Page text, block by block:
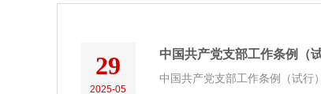
29
2025-05
中国共产党支部工作条例（试
中国共产党支部工作条例（试行）